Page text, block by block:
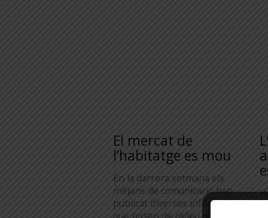
El mercat de
l’habitatge es mou
En la darrera setmana els
mitjans de comunicació han
publicat diverses informacions